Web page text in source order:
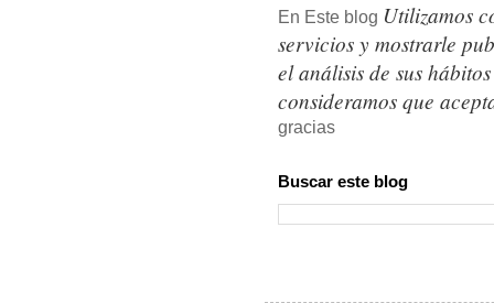
En Este blog Utilizamos
servicios y mostrarle
el análisis de sus
consideramos que
gracias
Buscar este blog